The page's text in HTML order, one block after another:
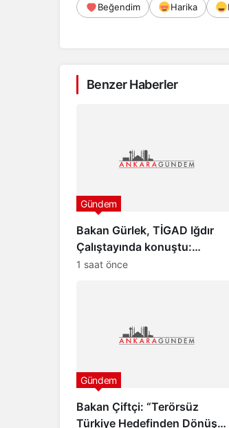
Beğendim Harika
Benzer Haberler
Bakan Gürlek, TİGAD Iğdır
Çalıştayında konuştu:
“Türkiye pazar günü yeni bir
Gündem
1 saat önce
Bakan Çiftçi: “Terörsüz
Türkiye Hedefinden Dönüş
Gündem